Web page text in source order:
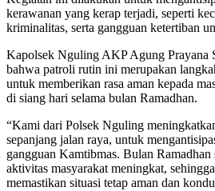
kerawanan yang kerap terjadi, seperti
kriminalitas, serta gangguan ketertiban
Kapolsek Nguling AKP Agung Prayana
bahwa patroli rutin ini merupakan
untuk memberikan rasa aman kepada
di siang hari selama bulan Ramadhan.
“Kami dari Polsek Nguling
sepanjang jalan raya, untuk
gangguan Kamtibmas. Bulan
aktivitas masyarakat meningkat,
memastikan situasi tetap aman dan